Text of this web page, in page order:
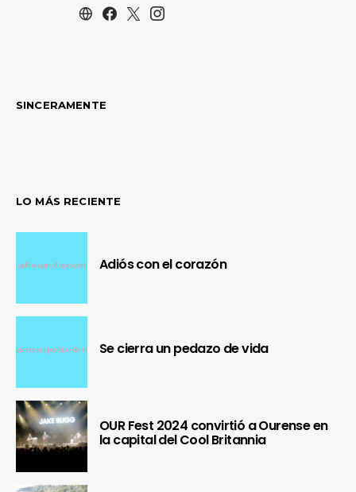
SINCERAMENTE
LO MÁS RECIENTE
Adiós con el corazón
Se cierra un pedazo de vida
OUR Fest 2024 convirtió a Ourense en
la capital del Cool Britannia